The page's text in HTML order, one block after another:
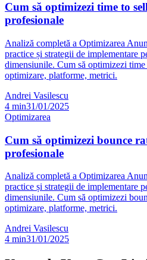
Cum să optimizezi time to
profesionale
Analiză completă a Optimizarea
practice și strategii de implementare
dimensiunile. Cum să optimizezi
optimizare, platforme, metrici.
Andrei Vasilescu
4 min31/01/2025
Optimizarea
Cum să optimizezi bounce
profesionale
Analiză completă a Optimizarea
practice și strategii de implementare
dimensiunile. Cum să optimizezi
optimizare, platforme, metrici.
Andrei Vasilescu
4 min31/01/2025